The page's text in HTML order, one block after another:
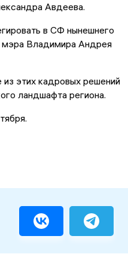
Авдеева.
в СФ нынешнего
мэра Владимира Андрея
этих кадровых решений
ландшафта региона.